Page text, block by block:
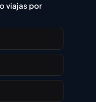
viajas por